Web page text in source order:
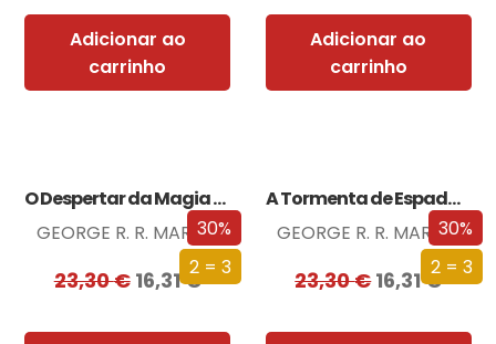
Adicionar ao
carrinho
Adicionar ao
carrinho
30%
2 = 3
O Despertar da Magia (Edição especial limitada)
GEORGE R. R. MARTIN
23,30€ 16,31€
30%
2 = 3
A Tormenta de Espadas (Edição especial limitada)
GEORGE R. R. MARTIN
23,30€16,31€